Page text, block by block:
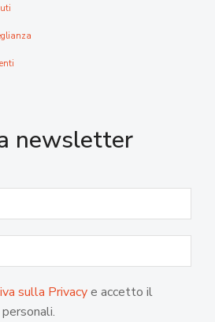
newsletter
sulla Privacye accetto il